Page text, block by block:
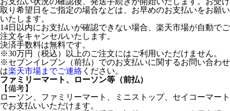
取り希望日をご指定の場合などは、お早めのお支払いをお願い
いたします。
14日以内にお支払いが確認できない場合、楽天市場が自動でご
注文をキャンセルいたします。
決済手数料は無料です。
※30万円（税込）以上のご注文にはご利用いただけません。
※セブンイレブン（前払）でのお支払いに関するお問い合わせ
は楽天市場までご連絡 ください。
ファミリーマート、ローソン等（前払）
【備考】
ローソン、ファミリーマート、ミニストップ、セイコーマート
でお支払いいただけます。